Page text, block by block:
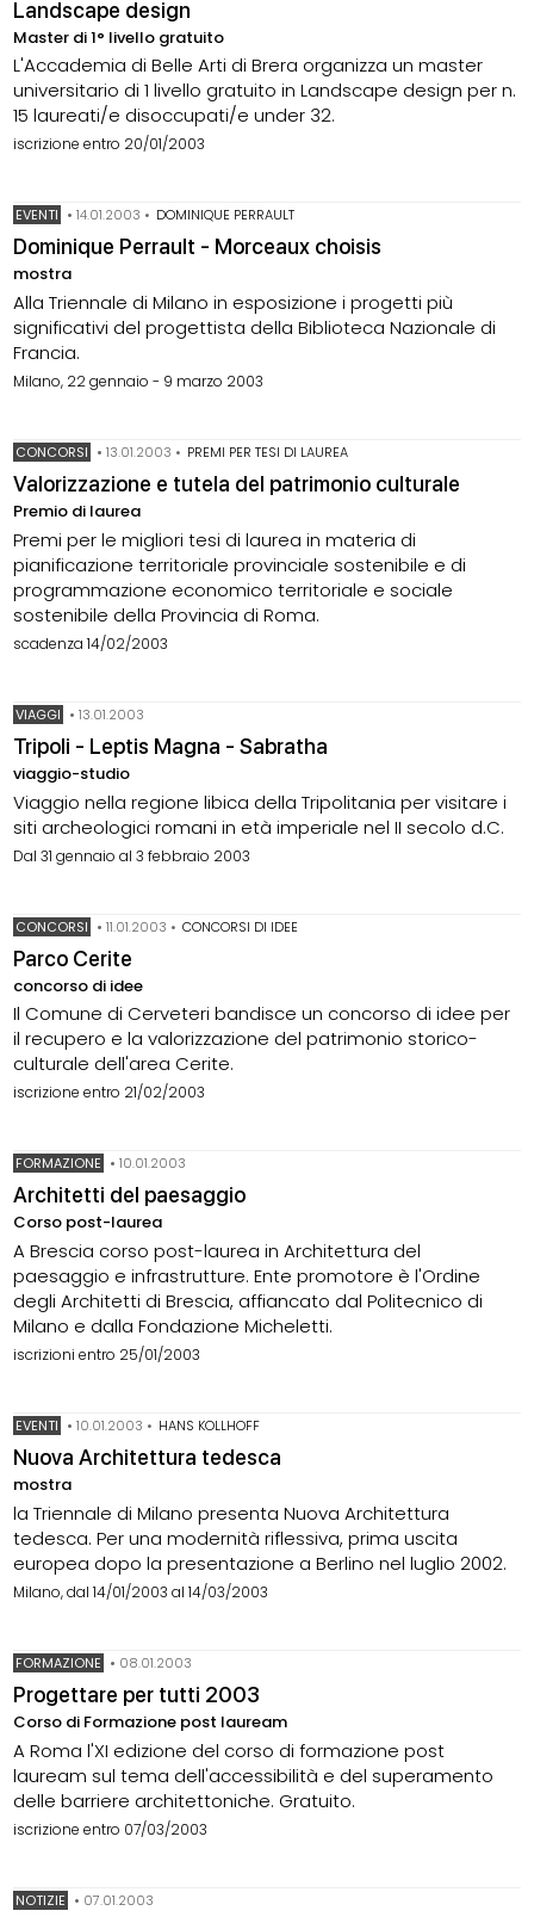
Landscape design
Master di 1° livello gratuito
L'Accademia di Belle Arti di Brera organizza un master
universitario di 1 livello gratuito in Landscape design per n.
15 laureati/e disoccupati/e under 32.
iscrizione entro 20/01/2003
EVENTI •14.01.2003 • DOMINIQUE PERRAULT
Dominique Perrault - Morceaux choisis
mostra
Alla Triennale di Milano in esposizione i progetti più
significativi del progettista della Biblioteca Nazionale di
Francia.
Milano, 22 gennaio - 9 marzo 2003
CONCORSI •13.01.2003 • PREMI PER TESI DI LAUREA
Valorizzazione e tutela del patrimonio culturale
Premio di laurea
Premi per le migliori tesi di laurea in materia di
pianificazione territoriale provinciale sostenibile e di
programmazione economico territoriale e sociale
sostenibile della Provincia di Roma.
scadenza 14/02/2003
VIAGGI •13.01.2003
Tripoli - Leptis Magna - Sabratha
viaggio-studio
Viaggio nella regione libica della Tripolitania per visitare i
siti archeologici romani in età imperiale nel II secolo d.C.
Dal 31 gennaio al 3 febbraio 2003
CONCORSI •11.01.2003 • CONCORSI DI IDEE
Parco Cerite
concorso di idee
Il Comune di Cerveteri bandisce un concorso di idee per
il recupero e la valorizzazione del patrimonio storico-
culturale dell'area Cerite.
iscrizione entro 21/02/2003
FORMAZIONE •10.01.2003
Architetti del paesaggio
Corso post-laurea
A Brescia corso post-laurea in Architettura del
paesaggio e infrastrutture. Ente promotore è l'Ordine
degli Architetti di Brescia, affiancato dal Politecnico di
Milano e dalla Fondazione Micheletti.
iscrizioni entro 25/01/2003
EVENTI •10.01.2003 • HANS KOLLHOFF
Nuova Architettura tedesca
mostra
la Triennale di Milano presenta Nuova Architettura
tedesca. Per una modernità riflessiva, prima uscita
europea dopo la presentazione a Berlino nel luglio 2002.
Milano, dal 14/01/2003 al 14/03/2003
FORMAZIONE • 08.01.2003
Progettare per tutti 2003
Corso di Formazione post lauream
A Roma l'XI edizione del corso di formazione post
lauream sul tema dell'accessibilità e del superamento
delle barriere architettoniche. Gratuito.
iscrizione entro 07/03/2003
NOTIZIE • 07.01.2003